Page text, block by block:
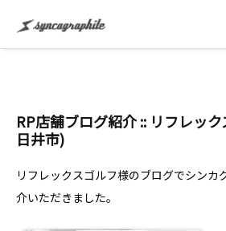
RP店舗ブログ紹介 :: リフレッ
日井市)
リフレックスゴルフ様のブログでシンカ
介いただきました。